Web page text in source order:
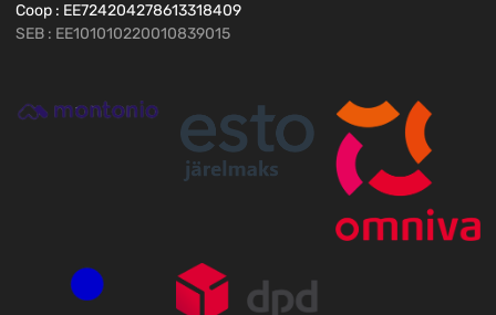
Coop : EE724204278613318409
SEB : EE101010220010839015